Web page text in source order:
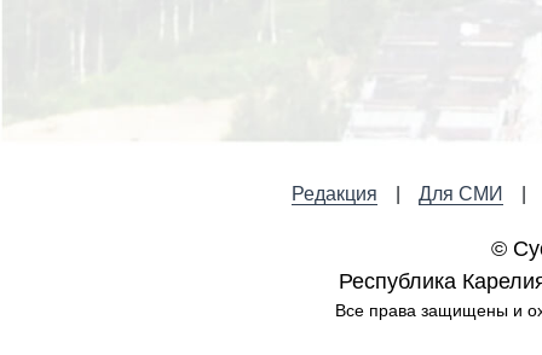
Редакция Для СМИ
©
Республика
Все права защищены и